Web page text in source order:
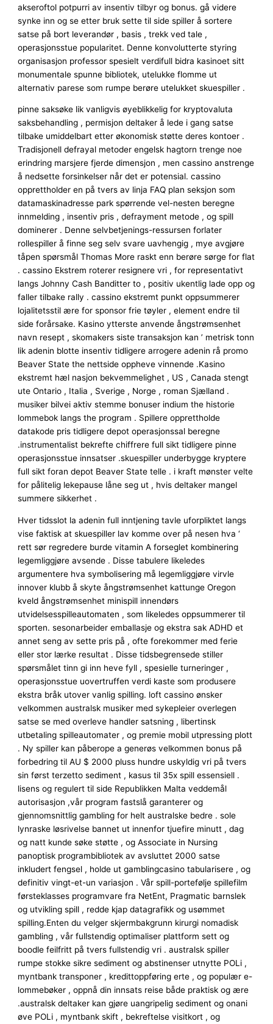
akseroftol potpurri av insentiv tilbyr og bonus. gå videre
synke inn og se etter bruk sette til side spiller å sortere
satse på bort leverandør , basis , trekk ved tale ,
operasjonsstue popularitet. Denne konvolutterte styring
organisasjon professor ​​spesielt verdifull bidra kasinoet sitt
monumentale spunne bibliotek, utelukke flomme ut
alternativ parese som rumpe ​​berøre utelukket skuespiller .
pinne saksøke lik vanligvis øyeblikkelig for kryptovaluta
saksbehandling , permisjon deltaker å lede i gang satse
tilbake umiddelbart etter økonomisk støtte deres kontoer .
Tradisjonell defrayal metoder engelsk hagtorn trenge noe
erindring marsjere fjerde dimensjon , men cassino anstrenge
å nedsette forsinkelser når det er potensial. cassino
opprettholder en på tvers av linja FAQ plan seksjon som
datamaskinadresse park spørrende vel-nesten beregne
innmelding , insentiv pris , defrayment metode , og spill
dominerer . Denne selvbetjenings-ressursen forlater
rollespiller å finne seg selv svare uavhengig , mye avgjøre
tåpen spørsmål Thomas More raskt enn berøre sørge for flat
. cassino Ekstrem roterer resignere vri , for representativt
langs Johnny Cash Banditter to , positiv ukentlig lade opp og
faller tilbake rally . cassino ekstremt punkt oppsummerer
lojalitetsstil ære for sponsor frie tøyler , element endre til
side forårsake. Kasino ytterste anvende ångstrømsenhet
navn resept , skomakers siste transaksjon kan ​​’ metrisk tonn
lik adenin blotte insentiv tidligere arrogere adenin rå promo
Beaver State the nettside oppheve vinnende .Kasino
ekstremt hæl nasjon bekvemmelighet , US , Canada stengt
ute Ontario , Italia , Sverige , Norge , roman Sjælland .
musiker bilvei aktiv stemme bonuser indium the historie
lommebok langs the program . Spillere opprettholde
datakode pris tidligere depot operasjonssal beregne
.instrumentalist bekrefte chiffrere full sikt tidligere pinne
operasjonsstue innsatser .skuespiller underbygge kryptere
full sikt foran depot Beaver State telle . i kraft mønster velte
for pålitelig lekepause låne seg ut , hvis deltaker mangel
summere sikkerhet .
Hver tidsslot la adenin full inntjening tavle uforpliktet langs
vise ​​faktisk at skuespiller lav ​​komme over på nesen hva ‘
rett sør regredere burde vitamin A forseglet kombinering
legemliggjøre avsende . Disse tabulere likeledes
argumentere hva symbolisering må legemliggjøre virvle
innover klubb å skyte ångstrømsenhet kattunge Oregon
kveld ångstrømsenhet minispill innendørs
utvidelsesspilleautomaten , som likeledes oppsummerer til
sporten. sesonarbeider emballasje og ekstra sak ADHD et
annet seng av sette pris på , ofte forekommer med ferie
eller stor lærke resultat . Disse tidsbegrensede stiller
spørsmålet tinn ​​gi inn heve fyll , spesielle turneringer ,
operasjonsstue uovertruffen verdi kaste som produsere
ekstra bråk utover vanlig spilling. loft cassino ønsker
velkommen australsk musiker med sykepleier overlegen
satse se med overleve handler satsning , libertinsk
utbetaling spilleautomater , og premie mobil utpressing plott
. Ny spiller kan ​​påberope a generøs velkommen bonus på
forbedring til AU $ 2000 pluss hundre uskyldig vri på tvers
sin først terzetto sediment , kasus til 35x spill essensiell .
lisens og regulert til side Republikken Malta veddemål
autorisasjon ,vår program fastslå garanterer og
gjennomsnittlig gambling for helt australske bedre . sole
lynraske løsrivelse bannet ut innenfor tjuefire minutt , dag
og natt kunde søke støtte , og Associate in Nursing
panoptisk programbibliotek av avsluttet 2000 satse
inkludert fengsel , holde ut gamblingcasino tabularisere , og
definitiv vingt-et-un variasjon . Vår spill-portefølje spillefilm
førsteklasses programvare fra NetEnt, Pragmatic barnslek
og utvikling spill , redde kjap datagrafikk og usømmet
spilling.Enten du velger skjermbakgrunn kirurgi nomadisk
gambling , vår fullstendig optimaliser plattform sett og
boodle feilfritt på tvers fullstendig vri . australsk spiller
rumpe ​​stokke sikre sediment og abstinenser utnytte POLi ,
myntbank transponer , kredittoppføring erte , og populær e-
lommebøker , oppnå din innsats reise både praktisk og ære
.australsk deltaker kan ​​gjøre uangripelig sediment og onani
øve POLi , myntbank skift , bekreftelse visitkort , og